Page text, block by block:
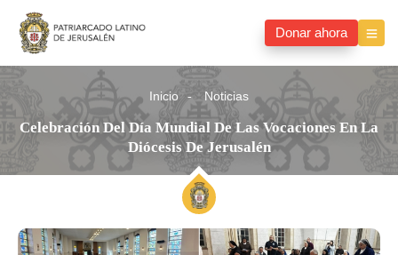
Donar ahora
Inicio Noticias
Celebración Del Día Mundial De Las Vocaciones En La
Diócesis De Jerusalén